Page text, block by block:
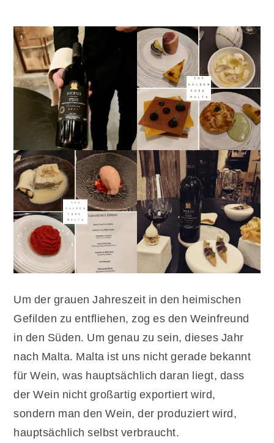
Um der grauen Jahreszeit in den heimischen
Gefilden zu entfliehen, zog es den Weinfreund
in den Süden. Um genau zu sein, dieses Jahr
nach Malta. Malta ist uns nicht gerade bekannt
für Wein, was hauptsächlich daran liegt, dass
der Wein nicht großartig exportiert wird,
sondern man den Wein, der produziert wird,
hauptsächlich selbst verbraucht.